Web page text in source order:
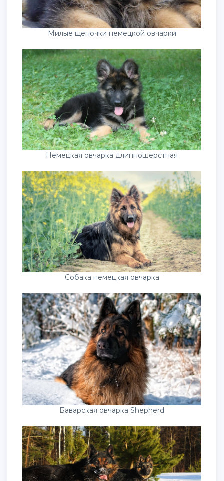
Милые щеночки немецкой овчарки
Немецкая овчарка длинношерстная
Собака немецкая овчарка
Баварская овчарка Shepherd